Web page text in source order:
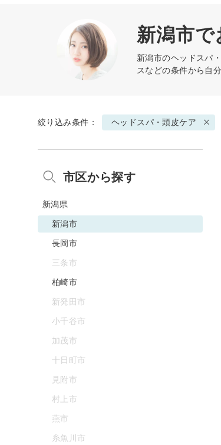
新潟市
新潟市のヘッドスパ
スなどの条件から自
絞り込み条件： ヘッドスパ・頭皮ケア
市区から探す
新潟県
新潟市
長岡市
三条市
柏崎市
新発田市
小千谷市
加茂市
十日町市
見附市
村上市
燕市
糸魚川市